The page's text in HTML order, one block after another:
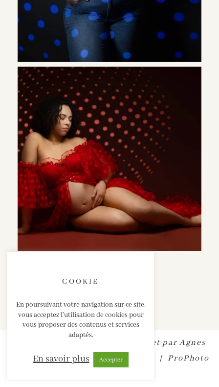
SABRINA ESTEVES • Site internet parAgnes
Colombo | MENTIONS LEGALES | ProPhoto
COOKIE
En poursuivant votre navigation sur ce site,
vous acceptez l’utilisation de cookies pour
vous proposer des contenus et services
adaptés.
En savoir plus Accepter